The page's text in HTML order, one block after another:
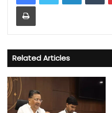
Print
Related Articles